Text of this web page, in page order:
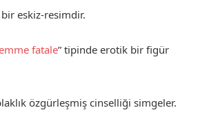
eskiz-resimdir.
fatale” tipinde erotik bir figür
özgürleşmiş cinselliği simgeler.